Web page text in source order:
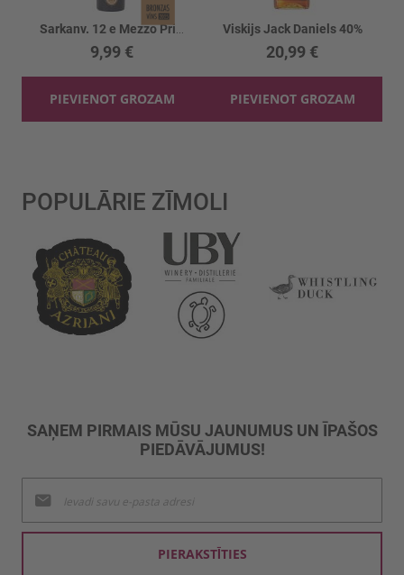
9,99 €
PIEVIENOT GROZAM
Viskijs Jack Daniels 40%
20,99 €
PIEVIENOT GROZAM
POPULĀRIE ZĪMOLI
SAŅEM PIRMAIS MŪSU JAUNUMUS UN ĪPAŠOS
PIEDĀVĀJUMUS!
jaunumu
saņemšanai:
PIERAKSTĪTIES